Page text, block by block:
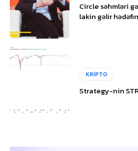
Circle səhmləri
lakin gəlir
KRİPTO
Strategy-nin